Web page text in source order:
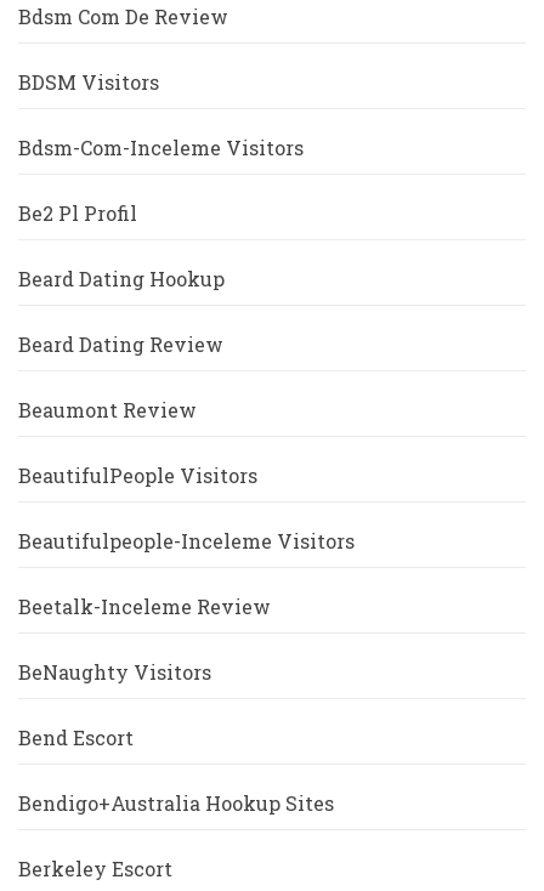
Bdsm Com De Review
BDSM Visitors
Bdsm-Com-Inceleme Visitors
Be2 Pl Profil
Beard Dating Hookup
Beard Dating Review
Beaumont Review
BeautifulPeople Visitors
Beautifulpeople-Inceleme Visitors
Beetalk-Inceleme Review
BeNaughty Visitors
Bend Escort
Bendigo+Australia Hookup Sites
Berkeley Escort